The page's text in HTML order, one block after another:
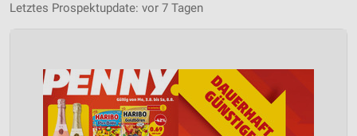
Letztes Prospektupdate: vor 7 Tagen